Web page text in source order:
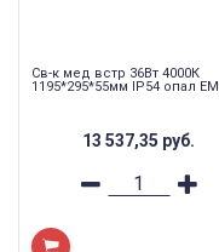
Св-к мед встр 36Вт 4000К
1195*295*55мм IP54 опал EM
13 537,35 руб.